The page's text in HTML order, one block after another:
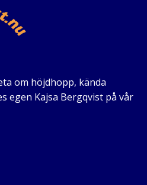
om höjdhopp, kända
egen Kajsa Bergqvist på vår